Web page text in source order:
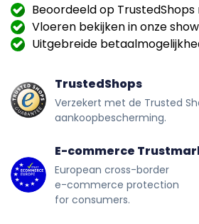
Beoordeeld op TrustedShops
Vloeren bekijken in onze
Uitgebreide
TrustedShops
Verzekert met de Trusted
aankoopbescherming.
E-commerce
European cross-border
e-commerce protection
for consumers.